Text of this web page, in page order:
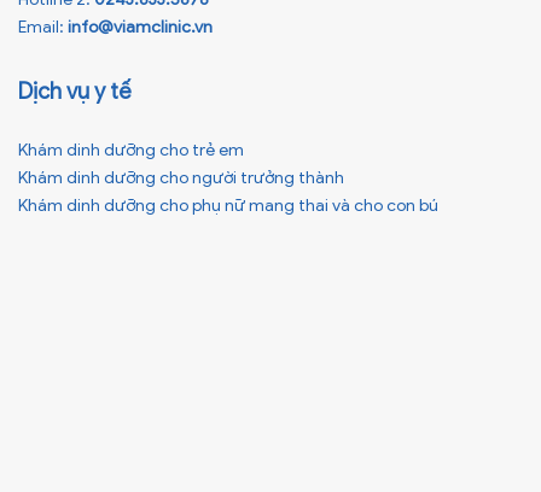
Email: info@viamclinic.vn
Dịch vụ y tế
Khám dinh dưỡng cho trẻ em
Khám dinh dưỡng cho người trưởng thành
Khám dinh dưỡng cho phụ nữ mang thai và cho con bú